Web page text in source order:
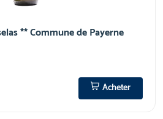
** Commune de Payerne
Acheter